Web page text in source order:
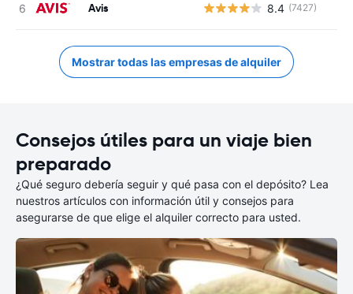
Avis 8.4 (7427)
Mostrar todas las empresas de alquiler
Consejos útiles para un viaje bien
preparado
¿Qué seguro debería seguir y qué pasa con el depósito? Lea
nuestros artículos con información útil y consejos para
asegurarse de que elige el alquiler correcto para usted.